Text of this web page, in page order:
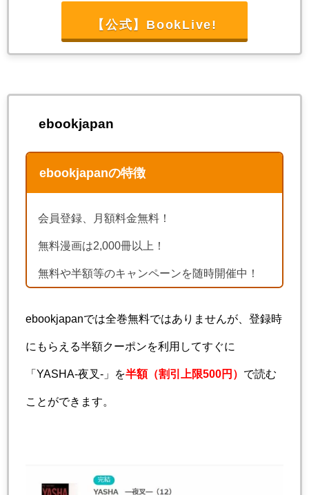
【公式】BookLive!
ebookjapan
ebookjapanの特徴
会員登録、月額料金無料！
無料漫画は2,000冊以上！
無料や半額等のキャンペーンを随時開催中！
ebookjapanでは全巻無料ではありませんが、登録時
にもらえる半額クーポンを利用してすぐに
「YASHA-夜叉-」を半額（割引上限500円） で読む
ことができます。